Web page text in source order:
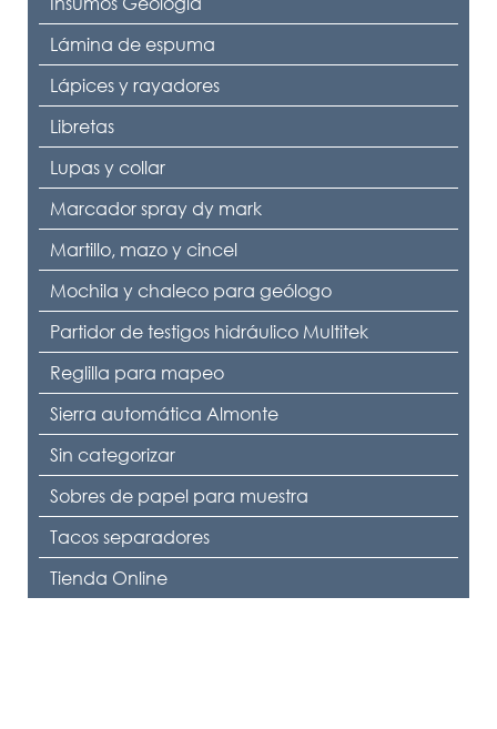
Lámina de espuma
Lápices y rayadores
Libretas
Lupas y collar
Marcador spray dy mark
Martillo, mazo y cincel
Mochila y chaleco para geólogo
Partidor de testigos hidráulico Multitek
Reglilla para mapeo
Sierra automática Almonte
Sin categorizar
Sobres de papel para muestra
Tacos separadores
Tienda Online